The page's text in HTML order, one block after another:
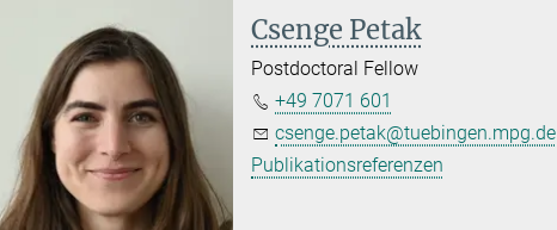
Csenge Petak
Postdoctoral Fellow
+49 7071 601
csenge.petak@tuebingen.mpg.de
Publikationsreferenzen